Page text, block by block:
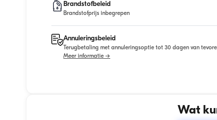
Brandstofbeleid
Brandstofprijs inbegrepen
Annuleringsbeleid
Terugbetaling met annuleringsoptie tot 30 dagen van
Meer informatie →
Wat